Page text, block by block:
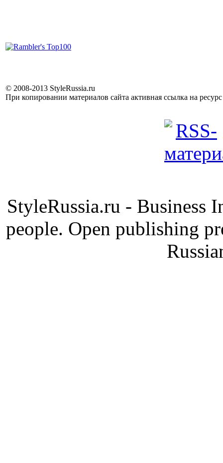
© 2008-2013 StyleRussia.ru
При копировании материалов сайта активная ссылка на
StyleRussia.ru - Business
people. Open publishing